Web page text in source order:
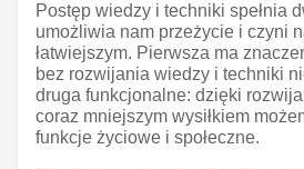
Postęp wiedzy i techniki spełnia
umożliwia nam przeżycie i czyni
łatwiejszym. Pierwsza ma
bez rozwijania wiedzy i techniki
druga funkcjonalne: dzięki
coraz mniejszym wysiłkiem
funkcje życiowe i społeczne.